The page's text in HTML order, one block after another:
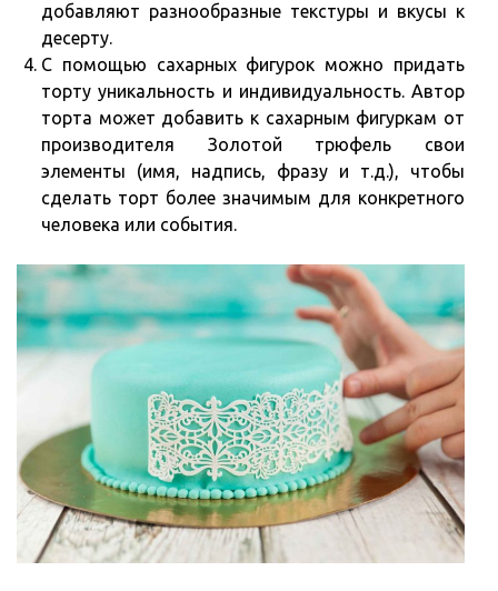
добавляют разнообразные текстуры и вкусы к
десерту.
С помощью сахарных фигурок можно придать
торту уникальность и индивидуальность. Автор
торта может добавить к сахарным фигуркам от
производителя Золотой трюфель свои
элементы (имя, надпись, фразу и т.д.), чтобы
сделать торт более значимым для конкретного
человека или события.